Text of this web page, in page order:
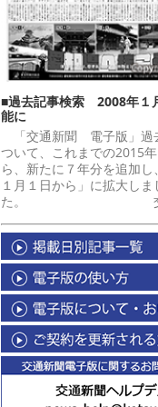
■過去記事検索 2008年１
能に
「交通新聞 電子版」過
ついて、これまでの2015
ら、新たに７年分を追加
１月１日から」に拡大しま
た。 交通